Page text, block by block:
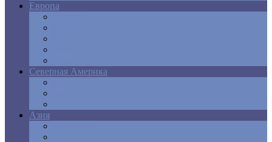
Европа
Северная Америка
Азия